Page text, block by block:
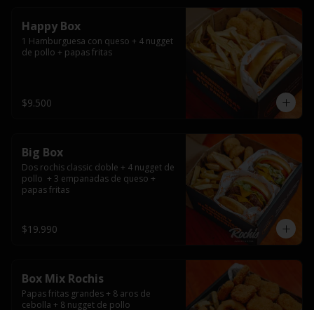
Happy Box
1 Hamburguesa con queso + 4 nugget
de pollo + papas fritas
$9.500
Big Box
Dos rochis classic doble + 4 nugget de
pollo  + 3 empanadas de queso +
papas fritas
$19.990
Box Mix Rochis
Papas fritas grandes + 8 aros de
cebolla + 8 nugget de pollo